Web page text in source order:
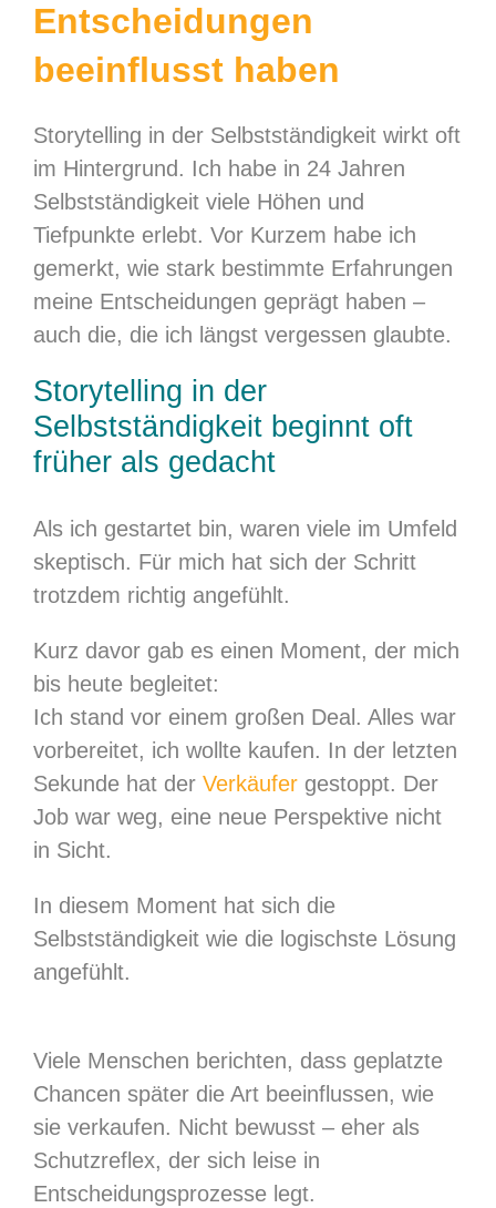
Entscheidungen
beeinflusst haben
Storytelling in der Selbstständigkeit wirkt oft
im Hintergrund. Ich habe in 24 Jahren
Selbstständigkeit viele Höhen und
Tiefpunkte erlebt. Vor Kurzem habe ich
gemerkt, wie stark bestimmte Erfahrungen
meine Entscheidungen geprägt haben –
auch die, die ich längst vergessen glaubte.
Storytelling in der
Selbstständigkeit beginnt oft
früher als gedacht
Als ich gestartet bin, waren viele im Umfeld
skeptisch. Für mich hat sich der Schritt
trotzdem richtig angefühlt.
Kurz davor gab es einen Moment, der mich
bis heute begleitet:
Ich stand vor einem großen Deal. Alles war
vorbereitet, ich wollte kaufen. In der letzten
Sekunde hat der Verkäufer gestoppt. Der
Job war weg, eine neue Perspektive nicht
in Sicht.
In diesem Moment hat sich die
Selbstständigkeit wie die logischste Lösung
angefühlt.
Viele Menschen berichten, dass geplatzte
Chancen später die Art beeinflussen, wie
sie verkaufen. Nicht bewusst – eher als
Schutzreflex, der sich leise in
Entscheidungsprozesse legt.